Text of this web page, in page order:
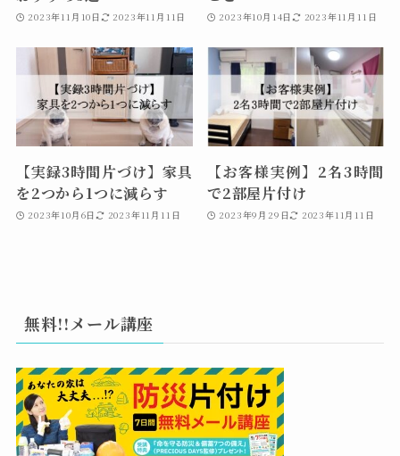
2023年11月10日 2023年11月11日 2023年10月14日 2023年11月11日
【実録3時間片づけ】家具
を2つから1つに減らす
2023年10月6日 2023年11月11日
【お客様実例】2名3時間
で2部屋片付け
2023年9月29日 2023年11月11日
無料!!メール講座